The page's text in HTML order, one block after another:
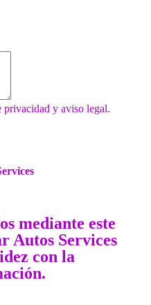
y aviso legal.
mediante este
Autos Services
con la